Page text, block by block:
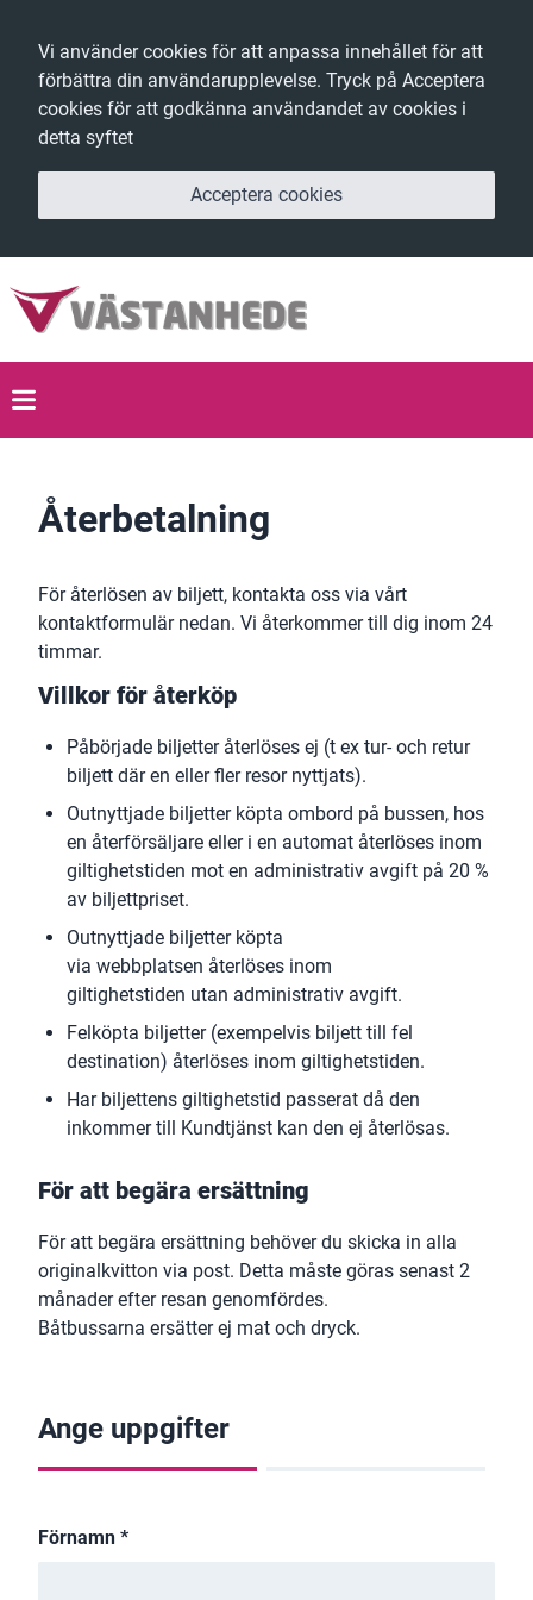
Vi använder cookies för att anpassa innehållet för att
förbättra din användarupplevelse. Tryck på Acceptera
cookies för att godkänna användandet av cookies i
detta syftet
Acceptera cookies
Återbetalning
För återlösen av biljett, kontakta oss via vårt
kontaktformulär nedan. Vi återkommer till dig inom 24
timmar.
Villkor för återköp
Påbörjade biljetter återlöses ej (t ex tur- och retur
biljett där en eller fler resor nyttjats).
Outnyttjade biljetter köpta ombord på bussen, hos
en återförsäljare eller i en automat återlöses inom
giltighetstiden mot en administrativ avgift på 20 %
av biljettpriset.
Outnyttjade biljetter köpta
via webbplatsen återlöses inom
giltighetstiden utan administrativ avgift.
Felköpta biljetter (exempelvis biljett till fel
destination) återlöses inom giltighetstiden.
Har biljettens giltighetstid passerat då den
inkommer till Kundtjänst kan den ej återlösas.
För att begära ersättning
För att begära ersättning behöver du skicka in alla
originalkvitton via post. Detta måste göras senast 2
månader efter resan genomfördes.
Båtbussarna ersätter ej mat och dryck.
Ange uppgifter
Förnamn *
Bekräfta uppgifter